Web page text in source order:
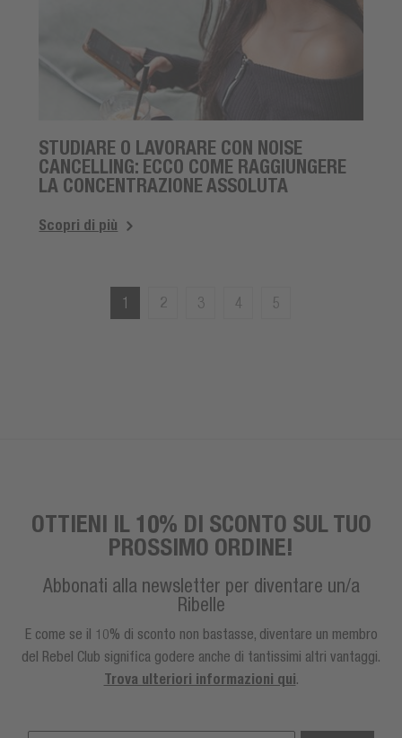
STUDIARE O LAVORARE CON NOISE
CANCELLING: ECCO COME RAGGIUNGERE
LA CONCENTRAZIONE ASSOLUTA
Scopri di più
1 2 3 4 5
OTTIENI IL 10% DI SCONTO SUL TUO
PROSSIMO ORDINE!
Abbonati alla newsletter per diventare un/a
Ribelle
E come se il 10% di sconto non bastasse, diventare un membro
del Rebel Club significa godere anche di tantissimi altri vantaggi.
Trova ulteriori informazioni qui